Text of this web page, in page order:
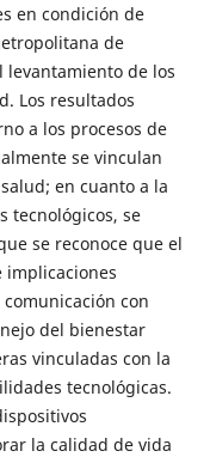
en condición de
de
de los
Los resultados
a los procesos de
se vinculan
en cuanto a la
tecnológicos, se
se reconoce que el
implicaciones
con
del bienestar
vinculadas con la
tecnológicas.
la calidad de vida